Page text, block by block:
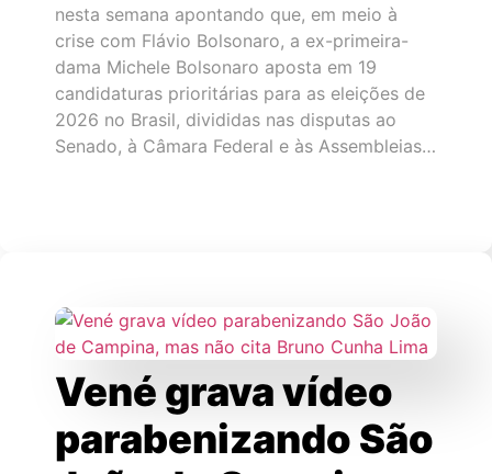
nesta semana apontando que, em meio à
crise com Flávio Bolsonaro, a ex-primeira-
dama Michele Bolsonaro aposta em 19
candidaturas prioritárias para as eleições de
2026 no Brasil, divididas nas disputas ao
Senado, à Câmara Federal e às Assembleias…
Vené grava vídeo
parabenizando São